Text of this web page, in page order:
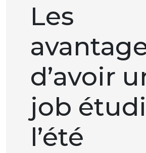
Les
d’avoir
job
l’été